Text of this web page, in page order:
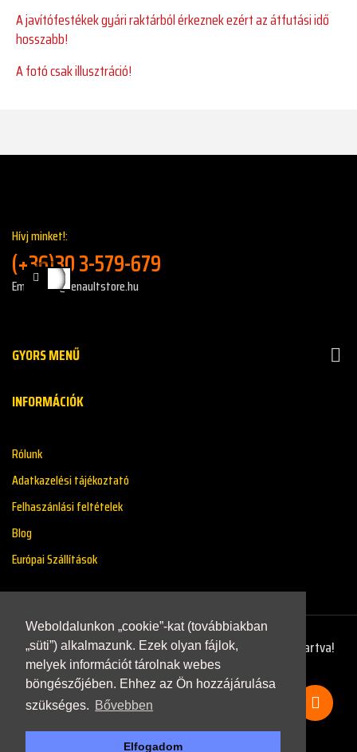
Weboldalunkon „cookie”-kat (továbbiakban
„süti”) alkalmazunk. Ezek olyan fájlok,
melyek információt tárolnak webes
böngészőjében. Ehhez az Ön hozzájárulása
szükséges. Bővebben
Elfogadom
A javítófestékek gyári raktárból érkeznek ezért az átfutási idő
hosszabb!
A fotó csak illusztráció!
Hívj minket!:
(+36)30 3-579-679
Email: info@renaultstore.hu
GYORS MENŰ 
INFORMÁCIÓK
Rólunk
Adatkazelési tájékoztató
Felhaszánlási feltételek
Blog
Európai Szállítások
Copyright © 2021 - Renaultstore.hu - Minden Jog Fenntartva!